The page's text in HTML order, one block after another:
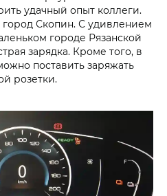
удачный опыт коллеги.
Скопин. С удивлением
городе Рязанской
зарядка. Кроме того, в
поставить заряжать
розетки.